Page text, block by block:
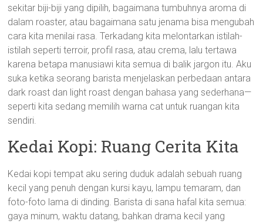
sekitar biji-biji yang dipilih, bagaimana tumbuhnya aroma di
dalam roaster, atau bagaimana satu jenama bisa mengubah
cara kita menilai rasa. Terkadang kita melontarkan istilah-
istilah seperti terroir, profil rasa, atau crema, lalu tertawa
karena betapa manusiawi kita semua di balik jargon itu. Aku
suka ketika seorang barista menjelaskan perbedaan antara
dark roast dan light roast dengan bahasa yang sederhana—
seperti kita sedang memilih warna cat untuk ruangan kita
sendiri.
Kedai Kopi: Ruang Cerita Kita
Kedai kopi tempat aku sering duduk adalah sebuah ruang
kecil yang penuh dengan kursi kayu, lampu temaram, dan
foto-foto lama di dinding. Barista di sana hafal kita semua:
gaya minum, waktu datang, bahkan drama kecil yang